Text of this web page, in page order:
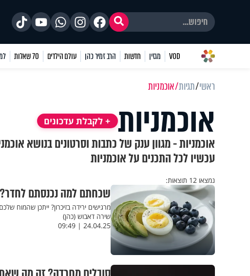
VOD מגזין חדשות הרב זמיר כהן עולם הילדים 70 שאלות
ראשי תגיות אוכמניות
אוכמניות + לקבלת עדכונים
אוכמניות - מגוון ענק של כתבות וסרטונים בנושא
עכשיו לכל התכנים על אוכמניות
נמצאו 12 תוצאות:
שכחתם למה נכנסתם לחדר? 3 מזונות שהוכחו מחקרית לשיפור
מרגישים ירידה בזיכרון? ייתכן שהמוח
שירה דאבוש (כהן)
24.04.25 | 09:49